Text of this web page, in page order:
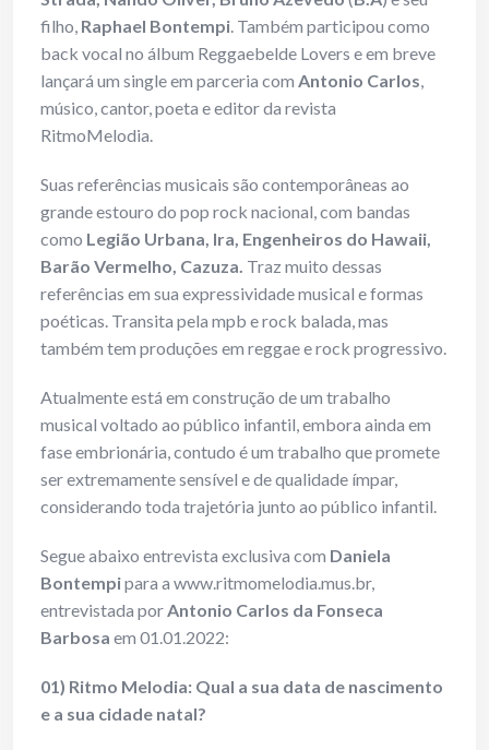
filho, Raphael Bontempi. Também participou como
back vocal no álbum Reggaebelde Lovers e em breve
lançará um single em parceria com Antonio Carlos,
músico, cantor, poeta e editor da revista
RitmoMelodia.
Suas referências musicais são contemporâneas ao
grande estouro do pop rock nacional, com bandas
como Legião Urbana, Ira, Engenheiros do Hawaii,
Barão Vermelho, Cazuza. Traz muito dessas
referências em sua expressividade musical e formas
poéticas. Transita pela mpb e rock balada, mas
também tem produções em reggae e rock progressivo.
Atualmente está em construção de um trabalho
musical voltado ao público infantil, embora ainda em
fase embrionária, contudo é um trabalho que promete
ser extremamente sensível e de qualidade ímpar,
considerando toda trajetória junto ao público infantil.
Segue abaixo entrevista exclusiva com Daniela
Bontempipara a www.ritmomelodia.mus.br,
entrevistada porAntonio Carlos da Fonseca
Barbosa em 01.01.2022:
01) Ritmo Melodia: Qual a sua data de nascimento
e a sua cidade natal?